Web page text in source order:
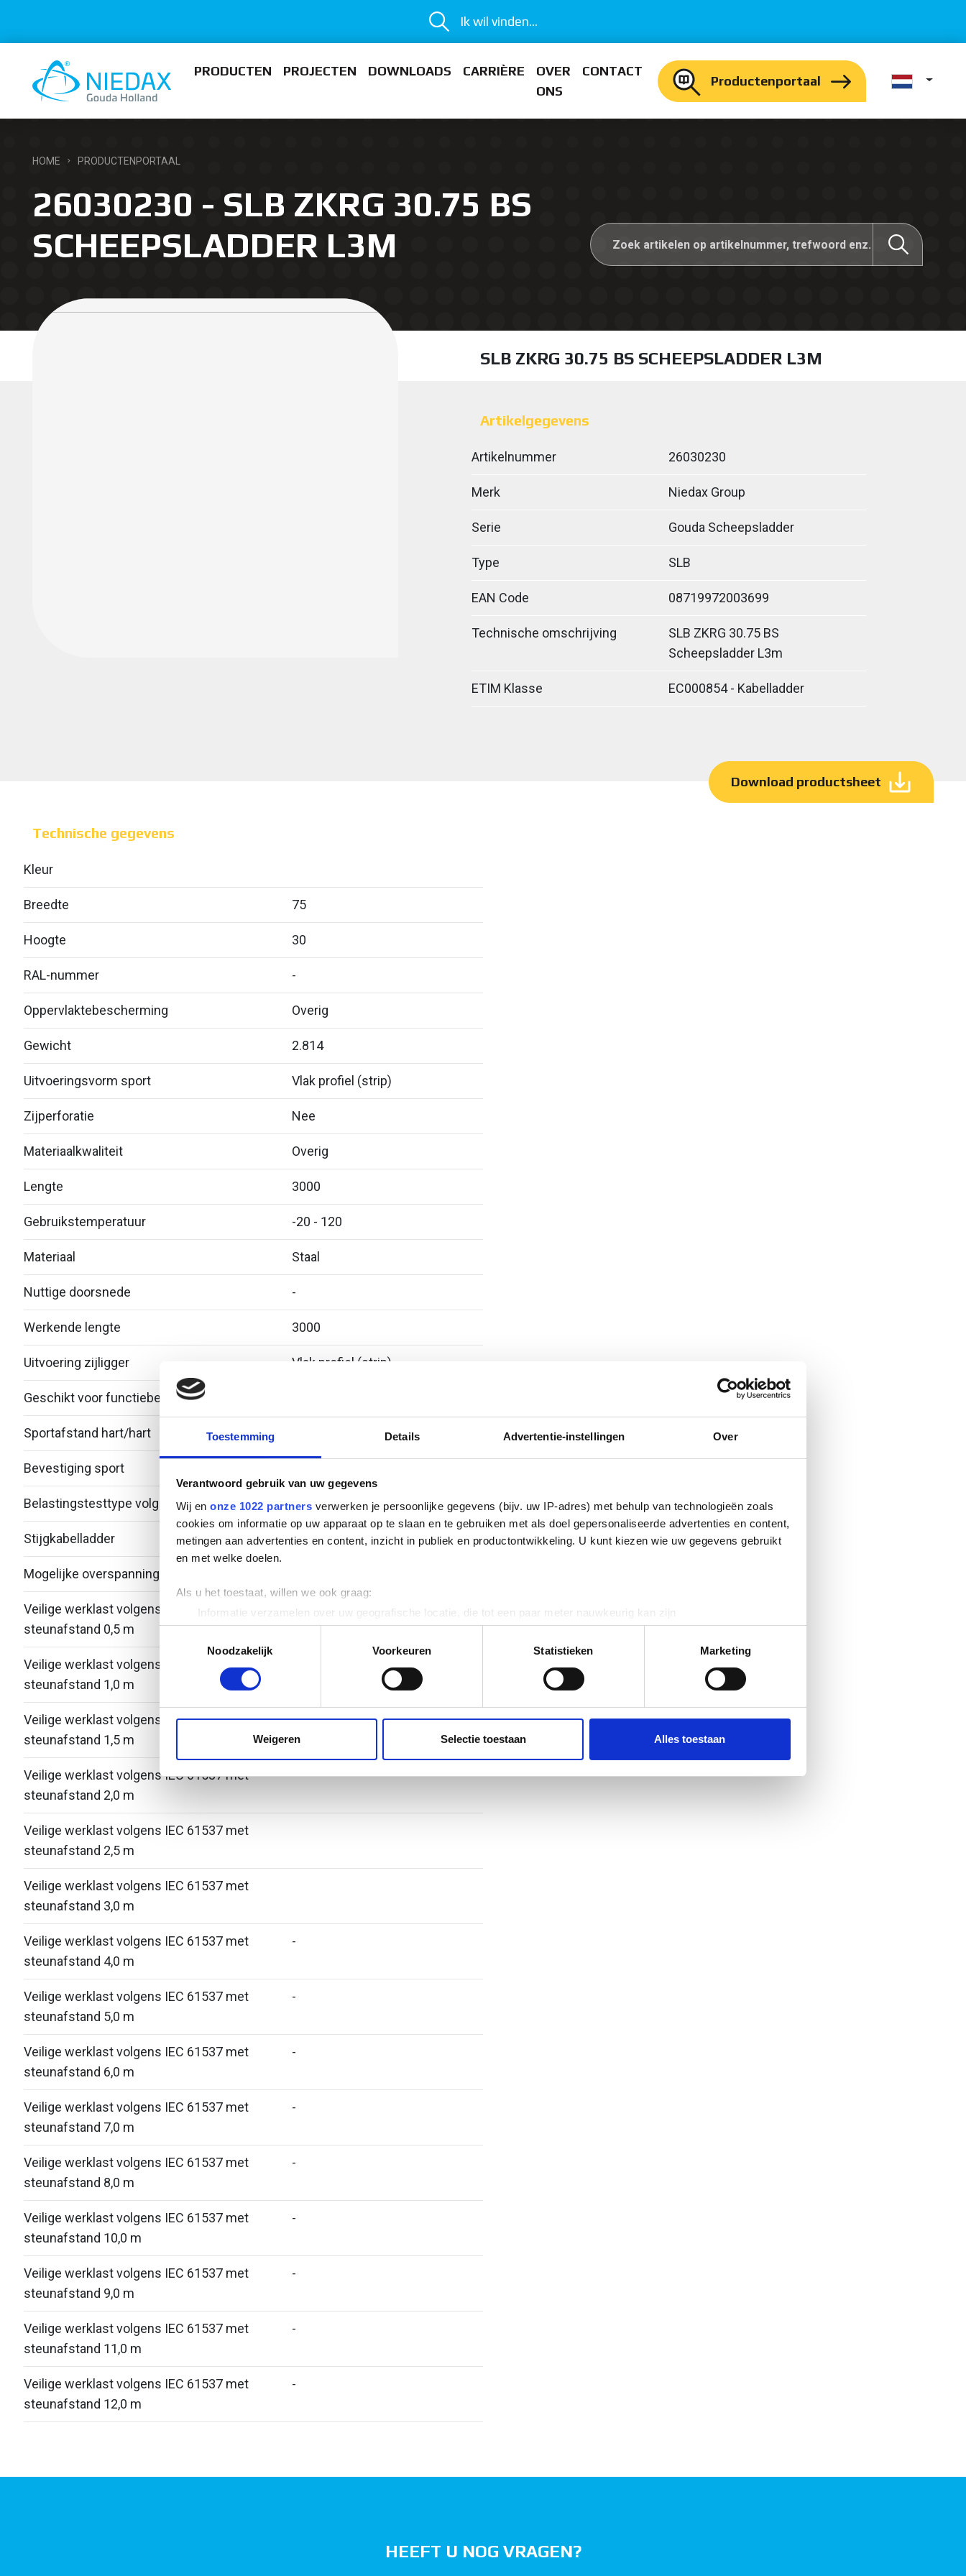
Toestemming Details Advertentie-instellingen Over
Verantwoord gebruik van uw gegevens
Wij en onze 1022 partners verwerken je persoonlijke gegevens (bijv. uw IP-adres) met behulp van technologieën zoals
cookies om informatie op uw apparaat op te slaan en te gebruiken met als doel gepersonaliseerde advertenties en content,
metingen aan advertenties en content, inzicht in publiek en productontwikkeling. U kunt kiezen wie uw gegevens gebruikt
en met welke doelen.
Als u het toestaat, willen we ook graag:
Informatie verzamelen over uw geografische locatie, die tot een paar meter nauwkeurig kan zijn
Uw apparaat identificeren door het actief te scannen op specifieke eigenschappen (fingerprinting)
Lees meer over hoe uw persoonlijke gegevens worden verwerkt en stel uw voorkeuren in het
detailgedeeltein. U kunt uw
toestemming op elk moment wijzigen of intrekken in de Cookieverklaring.
websiteverkeer te analyseren. Ook delen we informatie over uw gebruik van onze site met onze partners voor social
media, adverteren en analyse. Deze partners kunnen deze gegevens combineren met andere informatie die u aan ze heeft
Noodzakelijk
Voorkeuren Statistieken Marketing
Weigeren Selectie toestaan Alles toestaan
Ik wil vinden...
PRODUCTEN PROJECTEN DOWNLOADS CARRIÈRE
OVER
ONS
CONTACT
Productenportaal
HOME PRODUCTENPORTAAL
26030230 - SLB ZKRG 30.75 BS
SCHEEPSLADDER L3M
SLB ZKRG 30.75 BS SCHEEPSLADDER L3M
Artikelgegevens
Artikelnummer 26030230
Merk Niedax Group
Serie Gouda Scheepsladder
Type SLB
EAN Code 08719972003699
Technische omschrijving
SLB ZKRG 30.75 BS
Scheepsladder L3m
ETIM Klasse EC000854 - Kabelladder
Download productsheet
Technische gegevens
Kleur
Breedte 75
Hoogte 30
RAL-nummer -
Oppervlaktebescherming Overig
Gewicht 2.814
Uitvoeringsvorm sport Vlak profiel (strip)
Zijperforatie Nee
Materiaalkwaliteit Overig
Lengte 3000
Gebruikstemperatuur -20 - 120
Materiaal Staal
Nuttige doorsnede -
Werkende lengte 3000
Uitvoering zijligger Vlak profiel (strip)
Geschikt voor functiebehoud
Sportafstand hart/hart
Bevestiging sport
Belastingstesttype volgens IEC 61537
Stijgkabelladder -
Mogelijke overspanning
Veilige werklast volgens IEC 61537 met
steunafstand 0,5 m
Veilige werklast volgens IEC 61537 met
steunafstand 1,0 m
Veilige werklast volgens IEC 61537 met
steunafstand 1,5 m
Veilige werklast volgens IEC 61537 met
steunafstand 2,0 m
Veilige werklast volgens IEC 61537 met
steunafstand 2,5 m
Veilige werklast volgens IEC 61537 met
steunafstand 3,0 m
Veilige werklast volgens IEC 61537 met
steunafstand 4,0 m
-
Veilige werklast volgens IEC 61537 met
steunafstand 5,0 m
-
Veilige werklast volgens IEC 61537 met
steunafstand 6,0 m
-
Veilige werklast volgens IEC 61537 met
steunafstand 7,0 m
-
Veilige werklast volgens IEC 61537 met
steunafstand 8,0 m
-
Veilige werklast volgens IEC 61537 met
steunafstand 10,0 m
-
Veilige werklast volgens IEC 61537 met
steunafstand 9,0 m
-
Veilige werklast volgens IEC 61537 met
steunafstand 11,0 m
-
Veilige werklast volgens IEC 61537 met
steunafstand 12,0 m
-
HEEFT U NOG VRAGEN?